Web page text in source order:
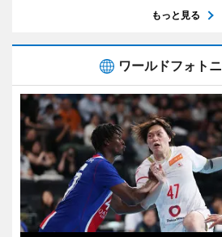
もっと見る
ワールドフォト